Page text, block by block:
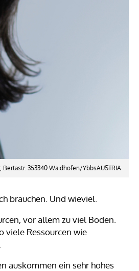
Bertastr. 353340 Waidhofen/YbbsAUSTRIA
brauchen. Und wieviel.
vor allem zu viel Boden.
viele Ressourcen wie
auskommen ein sehr hohes